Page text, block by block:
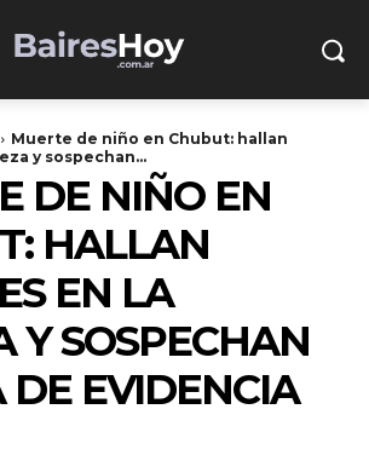
Muerte de niño en Chubut: hallan
y sospechan...
DE NIÑO EN
HALLAN
EN LA
Y SOSPECHAN
EVIDENCIA